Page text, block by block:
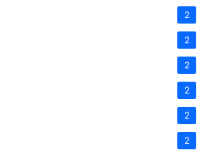
2
2
2
2
2
2